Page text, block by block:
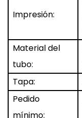
Impresión:
Material del
tubo:
Tapa:
Pedido
mínimo: